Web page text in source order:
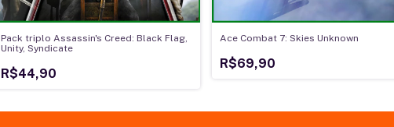
Pack triplo Assassin's Creed: Black Flag,
Unity, Syndicate
R$44,90
Ace Combat 7: Skies Unknown
R$69,90